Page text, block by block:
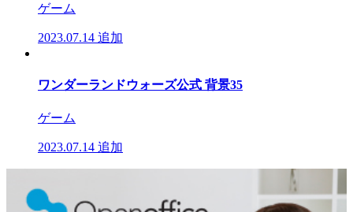
ゲーム
2023.07.14 追加
ワンダーランドウォーズ公式 背景35
ゲーム
2023.07.14 追加